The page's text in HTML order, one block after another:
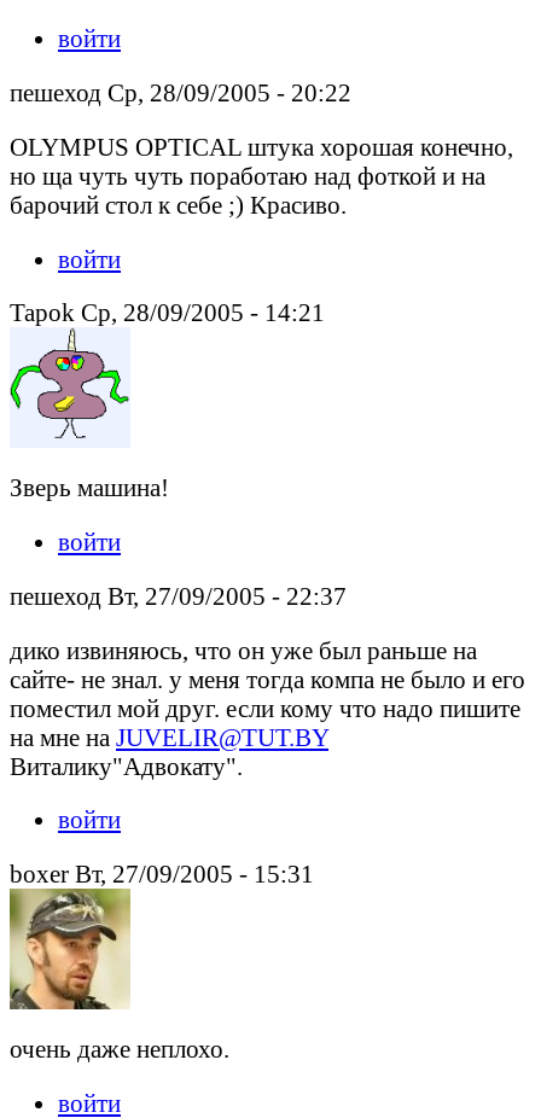
войти
пешеход Ср, 28/09/2005 - 20:22
OLYMPUS OPTICAL штука хорошая конечно,
но ща чуть чуть поработаю над фоткой и на
барочий стол к себе ;) Красиво.
войти
Tapok Ср, 28/09/2005 - 14:21
Зверь машина!
войти
пешеход Вт, 27/09/2005 - 22:37
дико извиняюсь, что он уже был раньше на
сайте- не знал. у меня тогда компа не было и его
поместил мой друг. если кому что надо пишите
на мне на JUVELIR@TUT.BY
Виталику"Адвокату".
войти
boxer Вт, 27/09/2005 - 15:31
очень даже неплохо.
войти